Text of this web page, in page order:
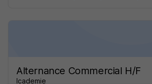
Alternance Commercial H/F
Icademie